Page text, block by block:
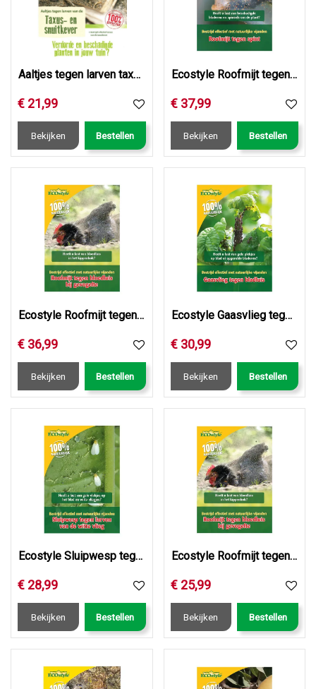
Aaltjes tegen larven taxus- en snuitkever
€ 21,99
Bekijken Bestellen
Ecostyle Roofmijt tegen spint 1.000 st.
€ 37,99
Bekijken Bestellen
Ecostyle Roofmijt tegen bloedluis bij gevogelte 10.000 st.
€ 36,99
Bekijken Bestellen
Ecostyle Gaasvlieg tegen bladluis 500 st.
€ 30,99
Bekijken Bestellen
Ecostyle Sluipwesp tegen de larven van de witte vlieg 500 s…
€ 28,99
Bekijken Bestellen
Ecostyle Roofmijt tegen bloedluis bij gevogelte 5.000 st.
€ 25,99
Bekijken Bestellen